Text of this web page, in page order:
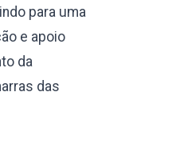
para uma
e apoio
da
das